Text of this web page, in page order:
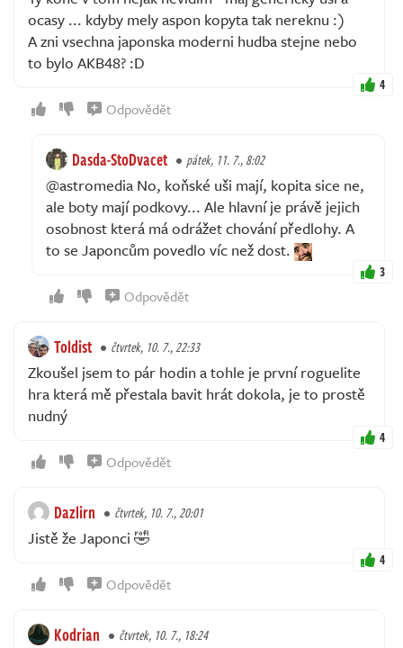
ocasy ... kdyby mely aspon kopyta tak nereknu :)
A zni vsechna japonska moderni hudba stejne nebo
to bylo AKB48? :D
4
Odpovědět
Dasda-StoDvacet pátek, 11. 7., 8:02
@astromedia No, koňské uši mají, kopita sice ne,
ale boty mají podkovy... Ale hlavní je právě jejich
osobnost která má odrážet chování předlohy. A
to se Japoncům povedlo víc než dost.
3
Odpovědět
Toldist čtvrtek, 10. 7., 22:33
Zkoušel jsem to pár hodin a tohle je první roguelite
hra která mě přestala bavit hrát dokola, je to prostě
nudný
4
Odpovědět
Dazlirn čtvrtek, 10. 7., 20:01
Jistě že Japonci 🤣
4
Odpovědět
Kodrian čtvrtek, 10. 7., 18:24